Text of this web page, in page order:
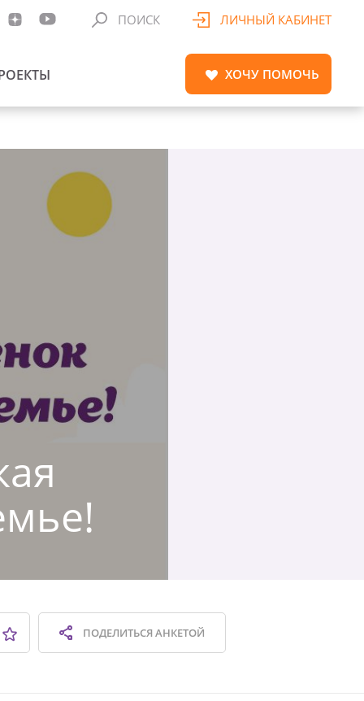
ПОИСК ЛИЧНЫЙ КАБИНЕТ
ХОЧУ ПОМОЧЬ
ПОДЕЛИТЬСЯАНКЕТОЙ